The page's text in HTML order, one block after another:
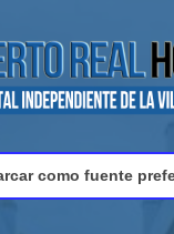
como fuente